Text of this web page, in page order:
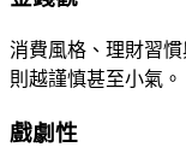
消費風格、理財習
則越謹慎甚至小氣。
戲劇性